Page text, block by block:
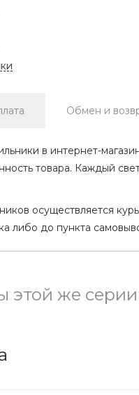
Обмен и
в интернет-
товара. Каждый
осуществляется
либо до пункта
этой же серии